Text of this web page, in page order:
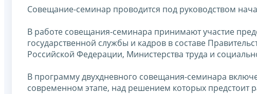
Совещание-семинар проводится под руководством
В работе совещания-семинара принимают участие
государственной службы и кадров в составе
Российской Федерации, Министерства труда и
В программу двухдневного совещания-семинара
современном этапе, над решением которых предстоит